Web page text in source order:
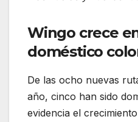
Wingo crece
doméstico
De las ocho nuevas
año, cinco han sido
evidencia el